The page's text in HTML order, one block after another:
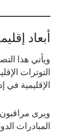
أبعاد
ويأتي هذا
التوترات
الإقليمية
ويرى
المبادرات